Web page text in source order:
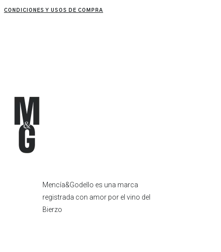
CONDICIONES Y USOS DE COMPRA
Mencía&Godello es una marca
registrada con amor por el vino del
Bierzo